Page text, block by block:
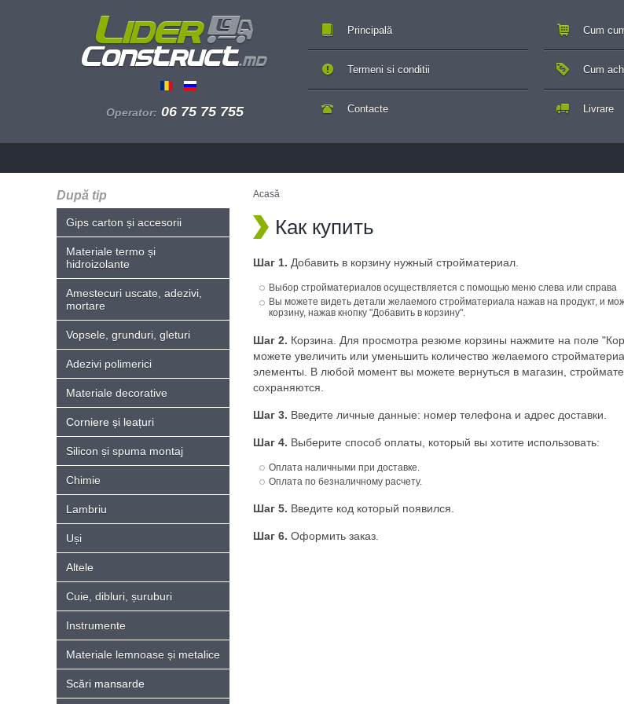
Operator: 06 75 75 755
Principală
Contacte
Cum
Cum
Livrare
Termeni si conditii
După tip
Gips carton și accesorii
Materiale termo și
hidroizolante
Amestecuri uscate, adezivi,
mortare
Vopsele, grunduri, gleturi
Adezivi polimerici
Materiale decorative
Corniere și leațuri
Silicon și spuma montaj
Chimie
Lambriu
Uși
Altele
Cuie, dibluri, șuruburi
Instrumente
Materiale lemnoase și metalice
Scări mansarde
Acasă
Как купить
Шаг 1. Добавить в корзину нужный стройматериал.
Выбор стройматериалов осуществляется с помощью меню слева или справа
Вы можете видеть детали желаемого стройматериала нажав на продукт, и
корзину, нажав кнопку "Добавить в корзину".
Шаг 2. Корзина. Для просмотра резюме корзины нажмите на поле
можете увеличить или уменьшить количество желаемого
элементы. В любой момент вы можете вернуться в магазин,
сохраняются.
Шаг 3. Введите личные данные: номер телефона и адрес доставки.
Шаг 4. Выберите способ оплаты, который вы хотите использовать:
Оплата наличными при доставке.
Оплата по безналичному расчету.
Шаг 5. Введите код который появился.
Шаг 6. Оформить заказ.